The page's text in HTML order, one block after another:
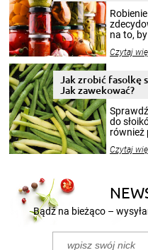
na to,
pełni
patenty,
Czytaj
Jak zrobić fasolkę
Jak zawekować?
do
również
nasze
Czytaj
Bądź na bieżąco –